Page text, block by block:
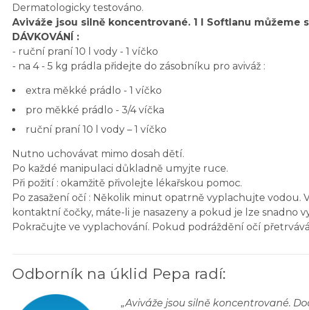
Dermatologicky testováno.
Aviváže jsou silně koncentrované. 1 l Softlanu můžeme
DÁVKOVÁNÍ :
- ruční praní 10 l vody - 1 víčko
- na 4 - 5 kg prádla přidejte do zásobníku pro aviváž :
extra měkké prádlo - 1 víčko
pro měkké prádlo - 3/4 víčka
ruční praní 10 l vody – 1 víčko
Nutno uchovávat mimo dosah dětí.
Po každé manipulaci důkladně umyjte ruce.
Při požití : okamžitě přivolejte lékařskou pomoc.
Po zasažení očí : Několik minut opatrně vyplachujte vodou.
kontaktní čočky, máte-li je nasazeny a pokud je lze snadno
Pokračujte ve vyplachování. Pokud podráždění očí
Odborník na úklid Pepa radí:
„Aviváže jsou silně koncentrované.